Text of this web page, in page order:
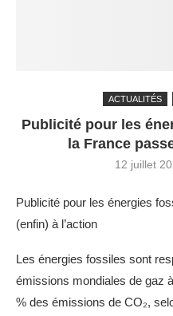
ACTUALITÉS
Publicité pour les
la France
12 juillet
Publicité pour les énergies
(enfin) à l’action
Les énergies fossiles sont
émissions mondiales de gaz
% des émissions de CO₂,